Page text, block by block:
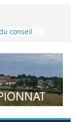
conseil
les jeunes
conseil
2024